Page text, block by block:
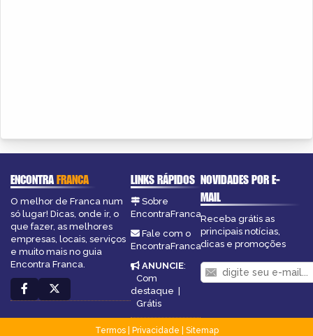
ENCONTRAFRANCA
O melhor de Franca num
só lugar! Dicas, onde ir, o
que fazer, as melhores
empresas, locais, serviços
e muito mais no guia
Encontra Franca.
LINKS RÁPIDOS
Sobre
EncontraFranca
Fale com o
EncontraFranca
ANUNCIE:
Com
destaque |
Grátis
NOVIDADES POR E-
MAIL
Receba grátis as
principais notícias,
dicas e promoções
Termos| Privacidade
Sitemap